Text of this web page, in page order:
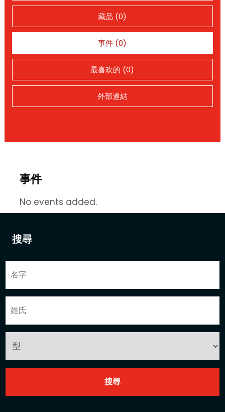
搜尋
藏品 (0)
事件 (0)
最喜欢的 (0)
外部連結
事件
No events added.